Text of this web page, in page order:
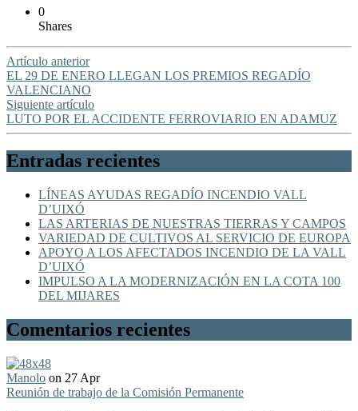
0
Shares
Artículo anterior
EL 29 DE ENERO LLEGAN LOS PREMIOS REGADÍO
VALENCIANO
Siguiente artículo
LUTO POR EL ACCIDENTE FERROVIARIO EN ADAMUZ
Entradas recientes
LÍNEAS AYUDAS REGADÍO INCENDIO VALL
D’UIXÓ
LAS ARTERIAS DE NUESTRAS TIERRAS Y CAMPOS
VARIEDAD DE CULTIVOS AL SERVICIO DE EUROPA
APOYO A LOS AFECTADOS INCENDIO DE LA VALL
D’UIXÓ
IMPULSO A LA MODERNIZACIÓN EN LA COTA 100
DEL MIJARES
Comentarios recientes
Manolo on 27 Apr
Reunión de trabajo de la Comisión Permanente